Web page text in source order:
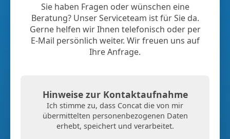
Sie haben Fragen oder wünschen eine
Beratung? Unser Serviceteam ist für Sie da.
Gerne helfen wir Ihnen telefonisch oder per
E-Mail persönlich weiter. Wir freuen uns auf
Ihre Anfrage.
Hinweise zur Kontaktaufnahme
Ich stimme zu, dass Concat die von mir
übermittelten personenbezogenen Daten
erhebt, speichert und verarbeitet.